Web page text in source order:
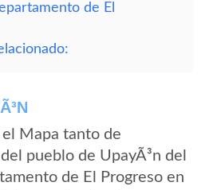
de El
Mapa tanto de
pueblo de UpayÃ³n del
de El Progreso en